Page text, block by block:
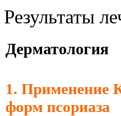
Результаты
Дерматология
1. Применение
форм псориаза